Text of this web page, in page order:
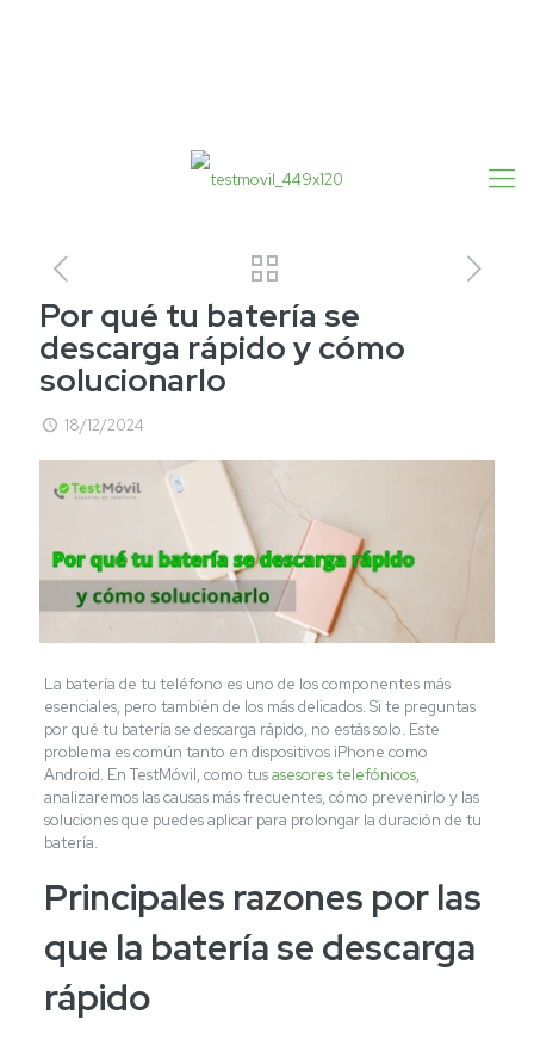
Por qué tu batería se
descarga rápido y cómo
solucionarlo
18/12/2024
La batería de tu teléfono es uno de los componentes más
esenciales, pero también de los más delicados. Si te preguntas
por qué tu batería se descarga rápido, no estás solo. Este
problema es común tanto en dispositivos iPhone como
Android. En TestMóvil, como tusasesores telefónicos,
analizaremos las causas más frecuentes, cómo prevenirlo y las
soluciones que puedes aplicar para prolongar la duración de tu
batería.
Principales razones por las
que la batería se descarga
rápido